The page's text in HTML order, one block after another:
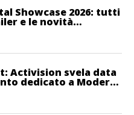
Showcase 2026: tutti
e le novità
Activision svela data
dedicato a Modern